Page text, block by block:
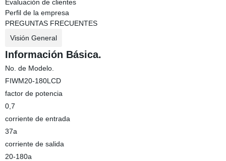
Evaluación de clientes
Perfil de la empresa
PREGUNTAS FRECUENTES
Visión General
Información Básica.
No. de Modelo.
FIWM20-180LCD
factor de potencia
0,7
corriente de entrada
37a
corriente de salida
20-180a